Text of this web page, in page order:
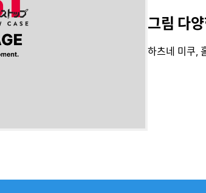
그림 다
하츠네 미쿠,